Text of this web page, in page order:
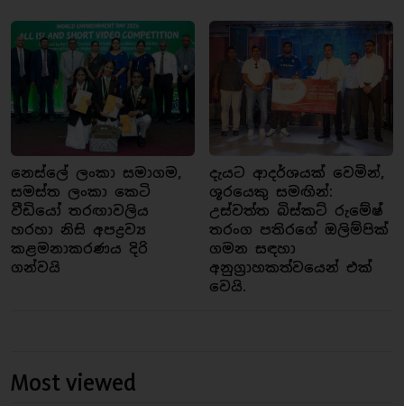
නෙස්ලේ ලංකා සමාගම,
සමස්ත ලංකා කෙටි
වීඩියෝ තරඟාවලිය
හරහා නිසි අපද්‍රව්‍ය
කළමනාකරණය දිරි
ගන්වයි
දැයට ආදර්ශයක් වෙමින්,
ශූරයෙකු සමඟින්:
උස්වත්ත බිස්කට් රුමේෂ්
තරංග පතිරගේ ඔලිම්පික්
ගමන සඳහා
අනුග්‍රාහකත්වයෙන් එක්
වෙයි.
Most viewed